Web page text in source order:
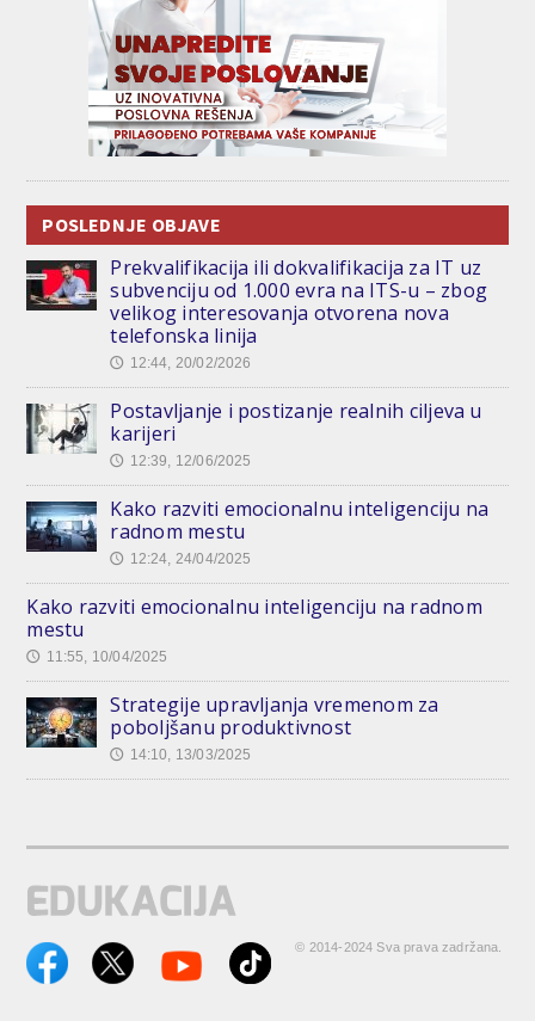
POSLEDNJE OBJAVE
Prekvalifikacija ili dokvalifikacija za IT uz
subvenciju od 1.000 evra na ITS-u – zbog
velikog interesovanja otvorena nova
telefonska linija
🕔 12:44, 20/02/2026
Postavljanje i postizanje realnih ciljeva u
karijeri
🕔 12:39, 12/06/2025
Kako razviti emocionalnu inteligenciju na
radnom mestu
🕔 12:24, 24/04/2025
Kako razviti emocionalnu inteligenciju na radnom
mestu
🕔 11:55, 10/04/2025
Strategije upravljanja vremenom za
poboljšanu produktivnost
🕔 14:10, 13/03/2025
© 2014-2024 Sva prava zadržana.